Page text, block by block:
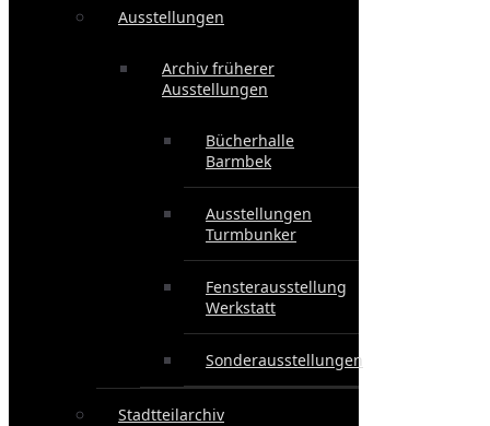
Ausstellungen
Archiv früherer
Ausstellungen
Bücherhalle
Barmbek
Ausstellungen
Turmbunker
Fensterausstellung
Werkstatt
Sonderausstellungen
Stadtteilarchiv